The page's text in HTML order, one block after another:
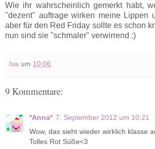
Wie ihr wahrscheinlich gemerkt habt,
"dezent" auftrage wirken meine Lippen
aber für den Red Friday sollte es schon
nun sind sie "schmaler" verwirrend :)
Isa um 10:06
9 Kommentare:
*Anna* 7. September 2012 um 10:21
Wow, das sieht wieder wirklich klasse
Tolles Rot Süße<3